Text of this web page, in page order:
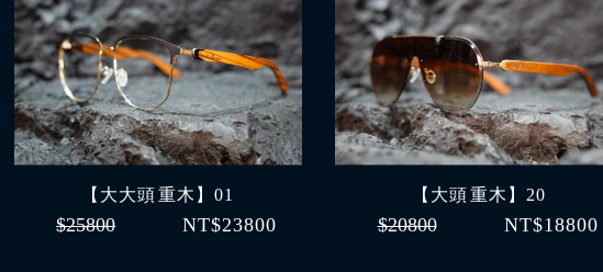
【大大頭 重木】01
$25800 NT$23800
【大頭 重木】20
$20800 NT$18800